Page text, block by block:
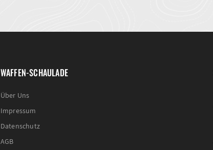
WAFFEN-SCHAULADE
Über Uns
Impressum
Datenschutz
AGB